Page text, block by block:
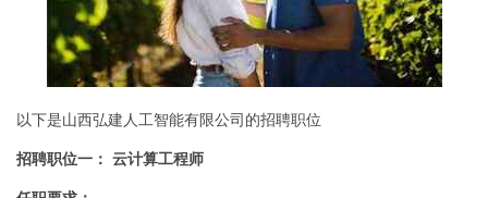
以下是山西弘建人工智能有限公司的招聘职位
招聘职位一： 云计算工程师